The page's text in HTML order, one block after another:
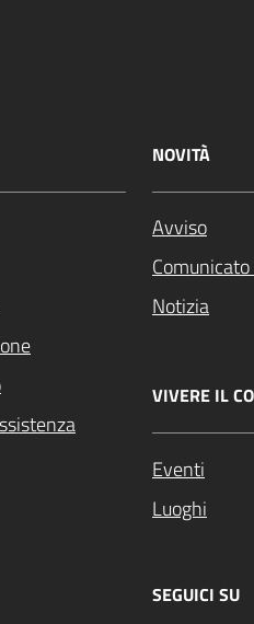
NOVITÀ
Avviso
Notizia
VIVERE IL
Eventi
Luoghi
SEGUICI SU